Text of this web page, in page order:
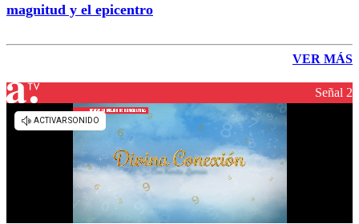
magnitud y el epicentro
VER MÁS
Señal 2